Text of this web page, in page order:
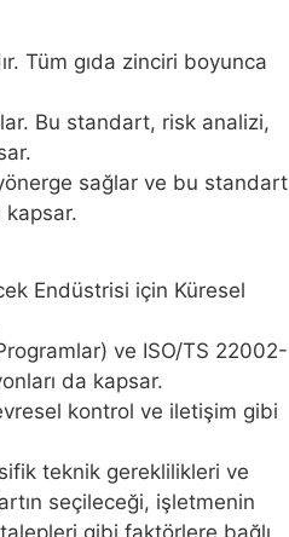
Tüm gıda zinciri boyunca
Bu standart, risk analizi,
sağlar ve bu standart
Endüstrisi için Küresel
ve ISO/TS 22002-
da kapsar.
kontrol ve iletişim gibi
teknik gereklilikleri ve
seçileceği, işletmenin